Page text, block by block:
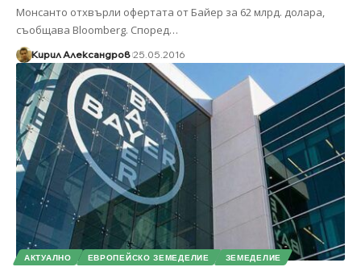
Монсанто отхвърли офертата от Байер за 62 млрд. долара,
съобщава Bloomberg. Според…
Кирил Александров 25.05.2016
АКТУАЛНО ЕВРОПЕЙСКО ЗЕМЕДЕЛИЕ ЗЕМЕДЕЛИЕ